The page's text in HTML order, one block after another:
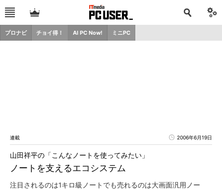
プロナビ チョイ得！ AI PC Now! ミニPC
連載 2006年6月19日
ノートを支えるエコシステム
山田祥平の「こんなノートを使ってみたい」
注目されるのは1キロ級ノートでも売れるのは大画面汎用ノー